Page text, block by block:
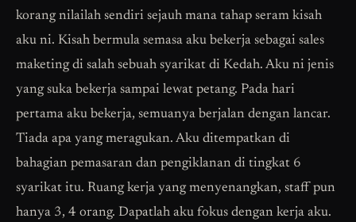
korang nilailah sendiri sejauh mana tahap seram kisah
aku ni. Kisah bermula semasa aku bekerja sebagai sales
maketing di salah sebuah syarikat di Kedah. Aku ni jenis
yang suka bekerja sampai lewat petang. Pada hari
pertama aku bekerja, semuanya berjalan dengan lancar.
Tiada apa yang meragukan. Aku ditempatkan di
bahagian pemasaran dan pengiklanan di tingkat 6
syarikat itu. Ruang kerja yang menyenangkan, staff pun
hanya 3, 4 orang. Dapatlah aku fokus dengan kerja aku.